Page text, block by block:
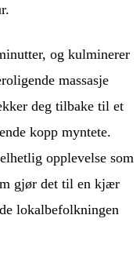
og kulminerer
massasje
deg tilbake til et
kopp myntete.
opplevelse som
gjør det til en kjær
lokalbefolkningen